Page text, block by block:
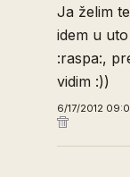
Ja želim
idem u
:raspa:,
vidim :))
6/17/2012